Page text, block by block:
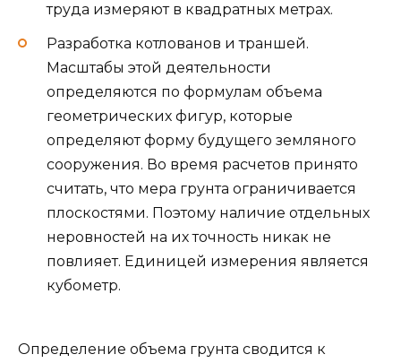
труда измеряют в квадратных метрах.
Разработка котлованов и траншей.
Масштабы этой деятельности
определяются по формулам объема
геометрических фигур, которые
определяют форму будущего земляного
сооружения. Во время расчетов принято
считать, что мера грунта ограничивается
плоскостями. Поэтому наличие отдельных
неровностей на их точность никак не
повлияет. Единицей измерения является
кубометр.
Определение объема грунта сводится к